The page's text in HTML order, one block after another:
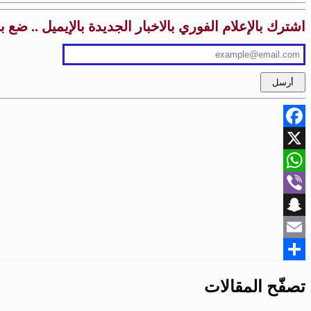
اشترك بالإعلام الفوري بالاخبار الجديدة بالإيميل .. ضع
Facebook
X
WhatsApp
Viber
Snapchat
Email
تصفّح المقالات